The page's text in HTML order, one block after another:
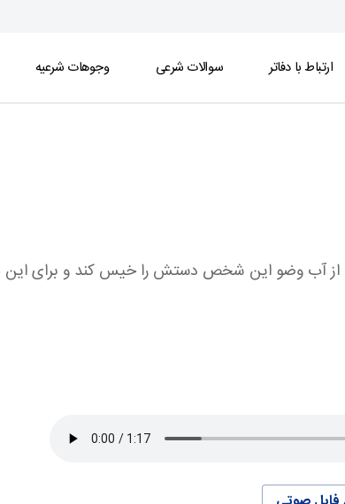
ارتباط با دفاتر سوالات شرعی وجوهات شرعیه
از آب وضو این شخص دستش را خیس کند و برای